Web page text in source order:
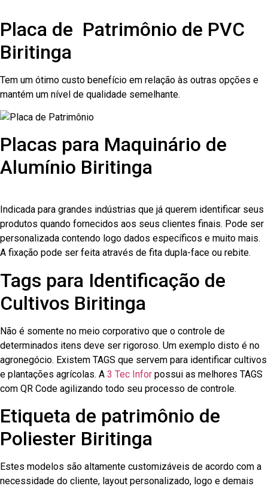
Placa de Patrimônio de PVC
Biritinga
Tem um ótimo custo benefício em relação às outras opções e
mantém um nível de qualidade semelhante.
Placas para Maquinário de
Alumínio Biritinga
Indicada para grandes indústrias que já querem identificar seus
produtos quando fornecidos aos seus clientes finais. Pode ser
personalizada contendo logo dados específicos e muito mais.
A fixação pode ser feita através de fita dupla-face ou rebite.
Tags para Identificação de
Cultivos Biritinga
Não é somente no meio corporativo que o controle de
determinados itens deve ser rigoroso. Um exemplo disto é no
agronegócio. Existem TAGS que servem para identificar cultivos
e plantações agrícolas. A 3 Tec Infor possui as melhores TAGS
com QR Code agilizando todo seu processo de controle.
Etiqueta de patrimônio de
Poliester Biritinga
Estes modelos são altamente customizáveis de acordo com a
necessidade do cliente, layout personalizado, logo e demais